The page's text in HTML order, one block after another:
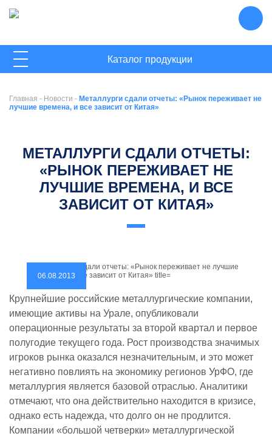
ГЛАВНАЯ
НОВОСТИ
Каталог продукции
Главная - Новости - Металлурги сдали отчеты: «Рынок переживает не
лучшие времена, и все зависит от Китая»
МЕТАЛЛУРГИ СДАЛИ ОТЧЕТЫ:
«РЫНОК ПЕРЕЖИВАЕТ НЕ
ЛУЧШИЕ ВРЕМЕНА, И ВСЕ
ЗАВИСИТ ОТ КИТАЯ»
06.08.2013
Крупнейшие российские металлургические компании,
имеющие активы на Урале, опубликовали
операционные результаты за второй квартал и первое
полугодие текущего года. Рост производства значимых
игроков рынка оказался незначительным, и это может
негативно повлиять на экономику регионов УрФО, где
металлургия является базовой отраслью. Аналитики
отмечают, что она действительно находится в кризисе,
однако есть надежда, что долго он не продлится.
Компании «большой четверки» металлургической